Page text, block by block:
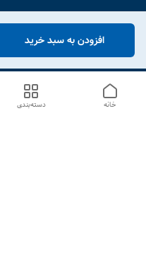
افزودن به سبد خرید
دسته‌بندی خانه